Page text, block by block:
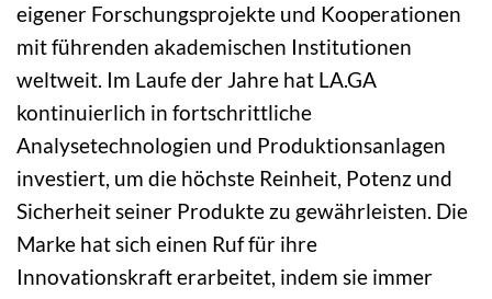
eigener Forschungsprojekte und Kooperationen
mit führenden akademischen Institutionen
weltweit. Im Laufe der Jahre hat LA.GA
kontinuierlich in fortschrittliche
Analysetechnologien und Produktionsanlagen
investiert, um die höchste Reinheit, Potenz und
Sicherheit seiner Produkte zu gewährleisten. Die
Marke hat sich einen Ruf für ihre
Innovationskraft erarbeitet, indem sie immer